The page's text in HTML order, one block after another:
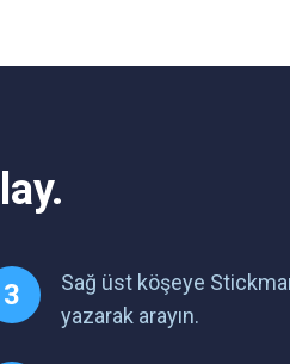
Sağ üst köşeye
yazarak arayın.